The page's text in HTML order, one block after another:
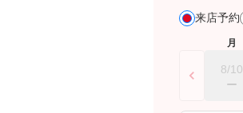
来店予約
月
8/10